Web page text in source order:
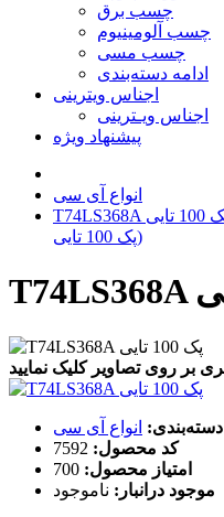
چسب برق
چسب آلومینیوم
چسب مسی
ادامه دسته‌بندی
اجناس ویترینی
اجناس ویـترینی
پیشنهاد ویژه
انواع آی سی
T74LS368A پک 100 تایی (فروش ویژه آی سی T74LS368A
پک 100 تایی)
دسته‌بندی: انواع آی سی
کد محصول: 7592
امتیاز محصول: 700
موجود درانبار: ناموجود